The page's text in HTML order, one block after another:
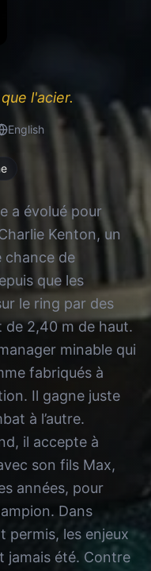
l'acier.
English
a évolué pour
Kenton, un
chance de
que les
le ring par des
de 2,40 m de haut.
minable qui
fabriqués à
Il gagne juste
à l’autre.
il accepte à
son fils Max,
années, pour
Dans
permis, les enjeux
jamais été. Contre